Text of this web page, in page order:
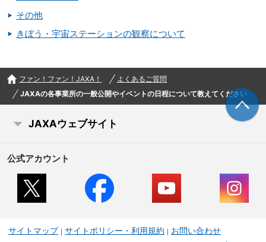
その他
きぼう・宇宙ステーションの観察について
ファン！ファン！JAXA！
よくあるご質問
JAXAの各事業所の一般公開やイベントの日程について教えてください
JAXAウェブサイト
公式アカウント
サイトマップ サイトポリシー・利用規約 お問い合わせ